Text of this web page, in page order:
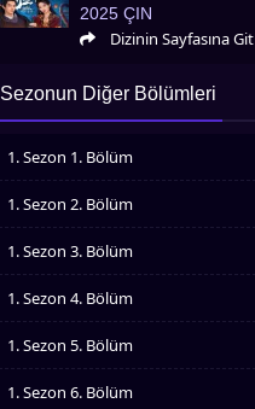
2025 ÇIN
Dizinin Sayfasına Git
Sezonun Diğer Bölümleri
1. Sezon 1. Bölüm
1. Sezon 2. Bölüm
1. Sezon 3. Bölüm
1. Sezon 4. Bölüm
1. Sezon 5. Bölüm
1. Sezon 6. Bölüm